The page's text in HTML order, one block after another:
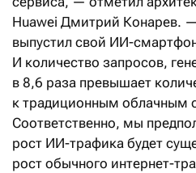
Huawei Дмитрий Конарев.
выпустил свой ИИ-
И количество запросов,
в 8,6 раза превышает
к традиционным облачным
Соответственно, мы
рост ИИ-трафика будет
рост обычного интернет-